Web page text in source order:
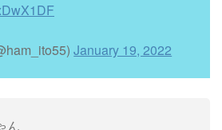
January 19, 2022
ん